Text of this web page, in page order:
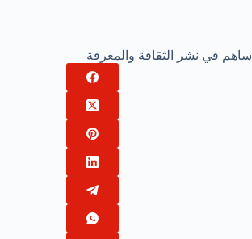
ساهم في نشر الثقافة والمعرفة